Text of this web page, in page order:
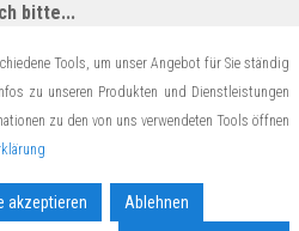
bitte...
Tools, um unser Angebot für Sie ständig
zu unseren Produkten und Dienstleistungen
zu den von uns verwendeten Tools öffnen
akzeptieren Ablehnen